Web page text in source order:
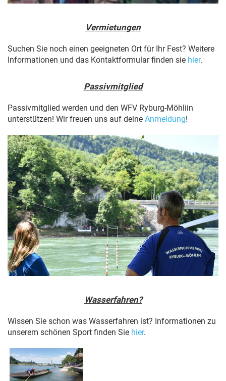
Vermietungen
Suchen Sie noch einen geeigneten Ort für Ihr Fest? Weitere
Informationen und das Kontaktformular finden sie hier.
Passivmitglied
Passivmitglied werden und den WFV Ryburg-Möhliin
unterstützen! Wir freuen uns auf deine Anmeldung!
Wasserfahren?
Wissen Sie schon was Wasserfahren ist? Informationen zu
unserem schönen Sport finden Sie hier.